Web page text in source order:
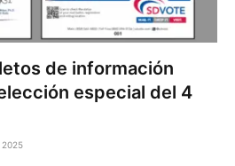
de información
especial del 4
2025